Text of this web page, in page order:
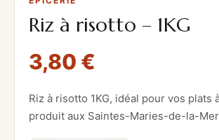
Riz à risotto – 1KG
3,80 €
Riz à risotto 1KG, idéal pour vos plats
produit aux Saintes-Maries-de-la-Mer